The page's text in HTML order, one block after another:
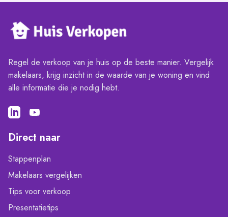
Regel de verkoop van je huis op de beste manier. Vergelijk
makelaars, krijg inzicht in de waarde van je woning en vind
alle informatie die je nodig hebt.
Direct naar
Stappenplan
Makelaars vergelijken
Tips voor verkoop
Presentatietips